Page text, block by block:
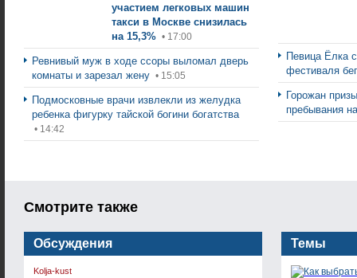
участием легковых машин
такси в Москве снизилась
на 15,3% • 17:00
Ревнивый муж в ходе ссоры выломал дверь
комнаты и зарезал жену • 15:05
Подмосковные врачи извлекли из желудка
ребенка фигурку тайской богини богатства
• 14:42
Певица Ёлка
фестиваля
Горожан
пребывания
Смотрите также
Обсуждения
Kolja-kust
Темы